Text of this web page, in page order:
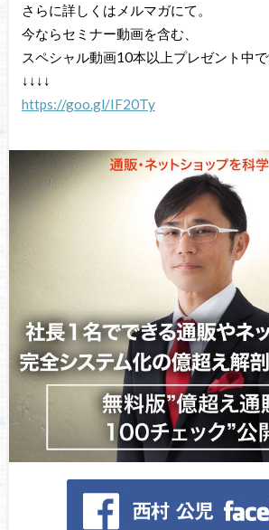
さらに詳しくはメルマガにて。
今ならセミナー動画を含む、
スペシャル動画10本以上プレゼント中で
↓↓↓↓
https://goo.gl/IF20Ty